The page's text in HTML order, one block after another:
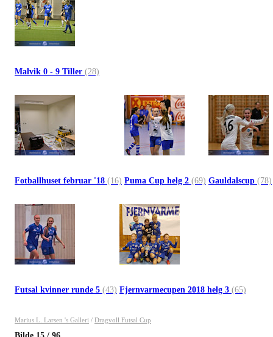
Malvik 0 - 9 Tiller (28)
Fotballhuset februar '18 (16) Puma Cup helg 2 (69) Gauldalscup (78)
Futsal kvinner runde 5 (43) Fjernvarmecupen 2018 helg 3 (65)
Marius L. Larsen 's Galleri / Dragvoll Futsal Cup